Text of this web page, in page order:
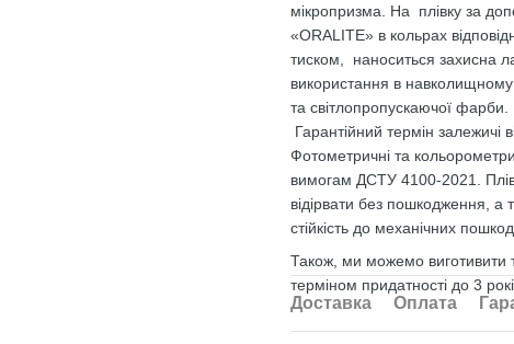
мікропризма. На плівку за
«ORALITE» в кольрах
тиском, наноситься захисна
використання в навколищному
та світлопропускаючої фарби.
Гарантійний термін залежичі
Фотометричні та
вимогам ДСТУ 4100-2021.
відірвати без пошкодження, а
стійкість до механічних
Також, ми можемо виготивити
терміном придатності до 3
Доставка Оплата